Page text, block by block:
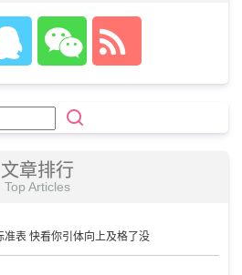
文章排行
Top Articles
表 快看你引体向上及格了没